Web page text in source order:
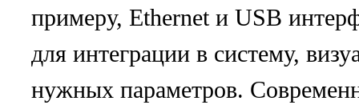
примеру, Ethernet и USB
для интеграции в систему,
нужных параметров.